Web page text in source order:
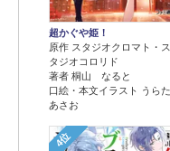
超かぐや姫！
原作 スタジオクロマト・ス
タジオコロリド
著者 桐山 なると
口絵・本文イラスト うらた
あさお
4位